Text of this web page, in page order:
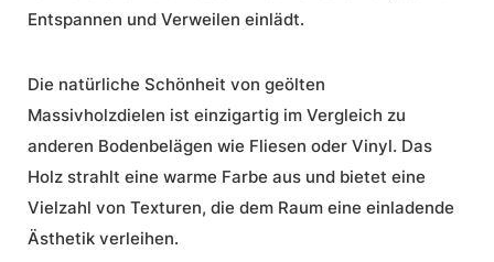
Entspannen und Verweilen einlädt.
Die natürliche Schönheit von geölten
Massivholzdielen ist einzigartig im Vergleich zu
anderen Bodenbelägen wie Fliesen oder Vinyl. Das
Holz strahlt eine warme Farbe aus und bietet eine
Vielzahl von Texturen, die dem Raum eine einladende
Ästhetik verleihen.